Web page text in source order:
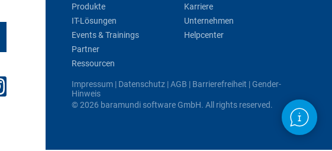
Produkte
IT-Lösungen
Events & Trainings
Partner
Ressourcen
Karriere
Unternehmen
Helpcenter
Impressum| Datenschutz|AGB | Barrierefreiheit | Gender-
Hinweis
© 2026 baramundi software GmbH. All rights reserved.